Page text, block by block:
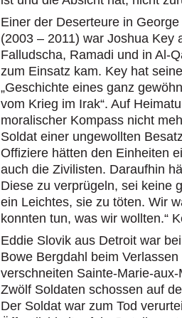
Einer der Deserteure in
(2003 – 2011) war Joshua Key
Falludscha, Ramadi und in Al-
zum Einsatz kam. Key hat
„Geschichte eines ganz
vom Krieg im Irak“. Auf
moralischer Kompass nicht
Soldat einer ungewollten
Offiziere hätten den Einheiten
auch die Zivilisten. Daraufhin
Diese zu verprügeln, sei keine
ein Leichtes, sie zu töten. Wir
konnten tun, was wir wollten.“
Eddie Slovik aus Detroit war
Bowe Bergdahl beim
verschneiten Sainte-Marie-
Zwölf Soldaten schossen auf
Der Soldat war zum Tod